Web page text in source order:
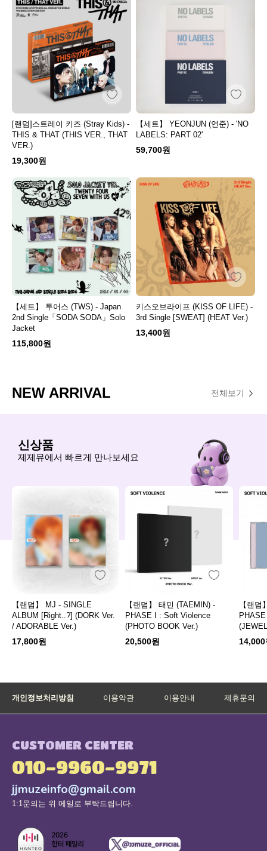
[랜덤]스트레이 키즈 (Stray Kids) -
THIS & THAT (THIS VER., THAT
VER.)
19,300원
【세트】 YEONJUN (연준) - 'NO
LABELS: PART 02'
59,700원
【세트】 투어스 (TWS) - Japan
2nd Single「SODA SODA」Solo
Jacket
115,800원
키스오브라이프 (KISS OF LIFE) -
3rd Single [SWEAT] (HEAT Ver.)
13,400원
NEW ARRIVAL 전체보기
신상품
제제뮤에서 빠르게 만나보세요
【랜덤】 MJ - SINGLE
ALBUM [Right..?] (DORK Ver.
/ ADORABLE Ver.)
17,800원
【랜덤】 태민 (TAEMIN) -
PHASE I : Soft Violence
(PHOTO BOOK Ver.)
20,500원
【랜
14,000
개인정보처리방침 이용약관 이용안내 제휴문의
CUSTOMER CENTER
010-9960-9971
jjmuzeinfo@gmail.com
1:1문의는 위 메일로 부탁드립니다.